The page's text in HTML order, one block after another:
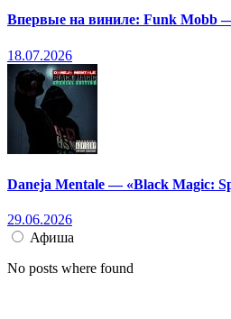
Впервые на виниле: Funk Mobb
18.07.2026
Daneja Mentale — «Black Magic:
29.06.2026
Афиша
No posts where found